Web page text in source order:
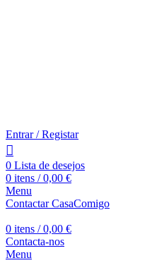
Entrar / Registar
0 Lista de desejos
0 itens / 0,00 €
Menu
Contactar CasaComigo
0 itens / 0,00 €
Contacta-nos
Menu